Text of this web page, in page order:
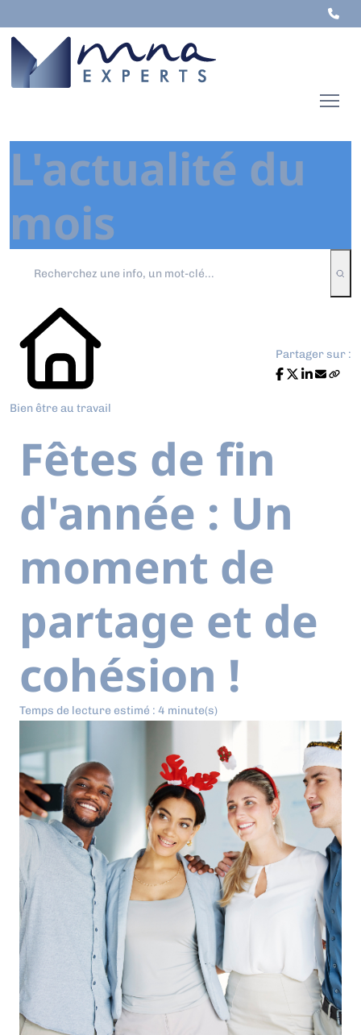
L'actualité du
mois
Bien être au travail
Partager sur :
Fêtes de fin
d'année : Un
moment de
partage et de
cohésion !
Temps de lecture estimé : 4 minute(s)